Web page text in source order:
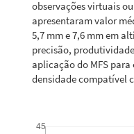
observações virtuais
apresentaram valor
5,7 mm e 7,6 mm em
precisão,
aplicação do MFS
densidade compatível